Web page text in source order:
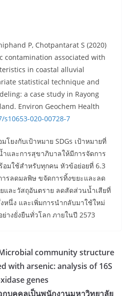
P, Chotpantarat S (2020)
contamination associated with
in coastal alluvial
statistical technique and
a case study in Rayong
Environ Geochem Health
020-00728-7
โยงกับเป้าหมาย SDGs เป้าหมายที่
ำและการสุขาภิบาลให้มีการจัดการ
อมใช้สำหรับทุกคน หัวข้อย่อยที่ 6.3
รลดมลพิษ ขจัดการทิ้งขยะและลด
และวัสถุอันตราย ลดสัดส่วนน้ำเสียที่
หนึ่ง และเพิ่มการนำกลับมาใช้ใหม่
างยั่งยืนทั่วโลก ภายในปี 2573
community structure
with arsenic: analysis of 16S
genes
กบุคคลเป็นพนักงานมหาวิทยาลัย